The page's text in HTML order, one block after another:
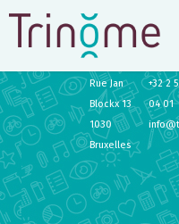
TRINÔME
Rue Jan
Blockx 13
1030
Bruxelles
+32 2
04 01